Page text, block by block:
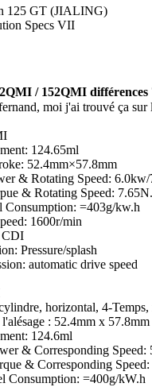
125 GT (JIALING)
Specs VII
/ 152QMI différences
moi j'ai trouvé ça sur
124.65ml
52.4mm×57.8mm
& Rotating Speed:
& Rotating Speed:
Consumption: =403g/kw.h
1600r/min
CDI
Pressure/splash
automatic drive speed
horizontal, 4-Temps,
: 52.4mm x 57.8mm
124.6ml
& Corresponding Speed:
& Corresponding
Consumption: =400g/kW.h